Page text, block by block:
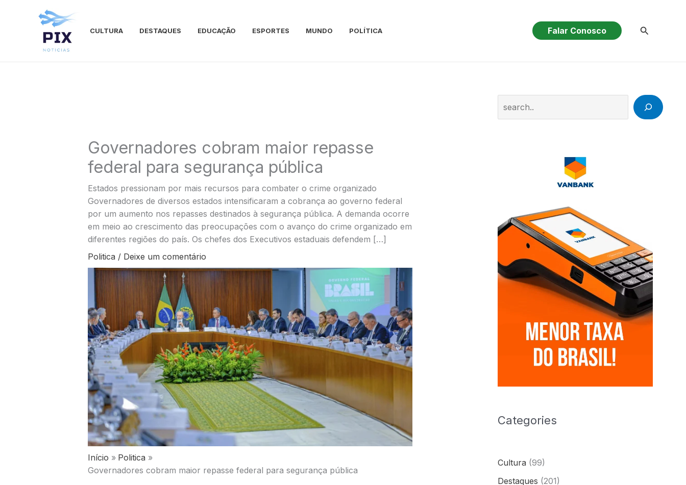
CULTURA DESTAQUES EDUCAÇÃO ESPORTES MUNDO POLÍTICA Falar Conosco Pesquisar
Governadores cobram maior repasse
federal para segurança pública
Estados pressionam por mais recursos para combater o crime organizado
Governadores de diversos estados intensificaram a cobrança ao governo federal
por um aumento nos repasses destinados à segurança pública. A demanda ocorre
em meio ao crescimento das preocupações com o avanço do crime organizado em
diferentes regiões do país. Os chefes dos Executivos estaduais defendem […]
Politica / Deixe um comentário
Início
Politica
Governadores cobram maior repasse federal para segurança pública
Categories
Cultura (99)
Destaques (201)